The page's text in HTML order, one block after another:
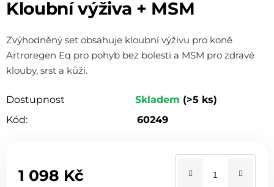
Kloubní výživa + MSM
je
z 5
hvězdiček.
Zvýhodněný set obsahuje kloubní výživu pro koně
Artroregen Eq pro pohyb bez bolesti a MSM pro zdravé
klouby, srst a kůži.
Dostupnost Skladem (>5 ks)
Kód:
60249
1 098 Kč